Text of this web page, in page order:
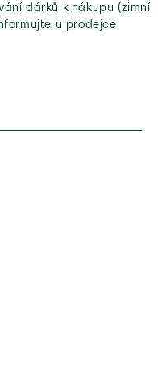
dárků k nákupu (zimní
u prodejce.